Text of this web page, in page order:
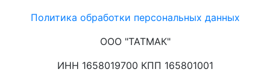
Политика обработки персональных данных
ООО "ТАТМАК"
ИНН 1658019700 КПП 165801001